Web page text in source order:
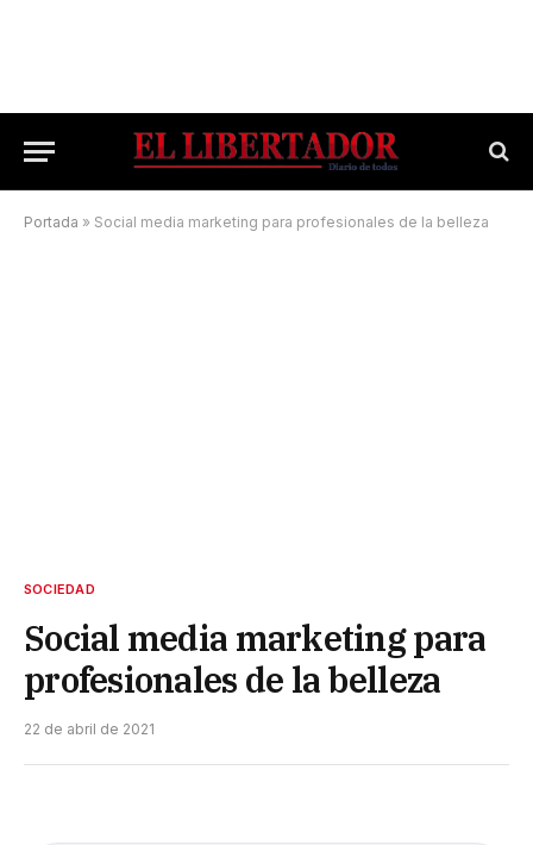
Portada » Social media marketing para profesionales de la belleza
SOCIEDAD
Social media marketing para
profesionales de la belleza
22 de abril de 2021